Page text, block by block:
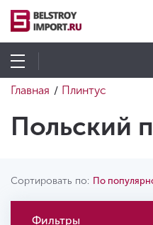
Главная / Плинтус
Польский
Сортировать по: По
Фильтры